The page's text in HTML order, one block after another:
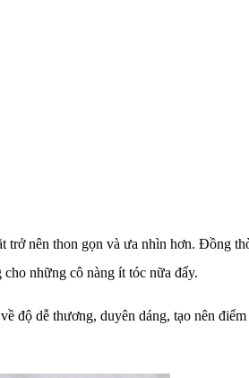
trở nên thon gọn và ưa nhìn hơn. Đồng
những cô nàng ít tóc nữa đấy.
độ dễ thương, duyên dáng, tạo nên